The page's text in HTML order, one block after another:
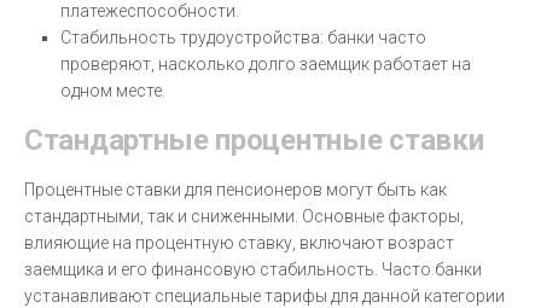
платежеспособности.
Стабильность трудоустройства: банки часто
проверяют, насколько долго заемщик работает на
одном месте.
Стандартные процентные ставки
Процентные ставки для пенсионеров могут быть как
стандартными, так и сниженными. Основные факторы,
влияющие на процентную ставку, включают возраст
заемщика и его финансовую стабильность. Часто банки
устанавливают специальные тарифы для данной категории